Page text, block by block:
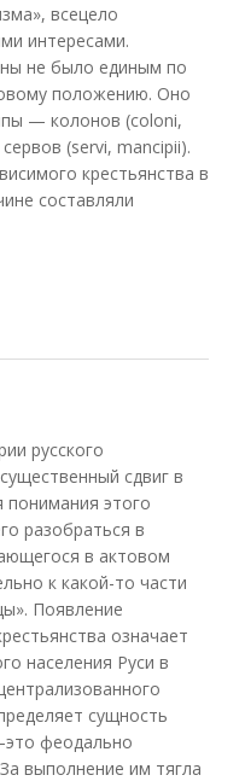
всецело
интересами.
не было единым по
положению. Оно
— колонов (coloni,
(servi, mancipii).
крестьянства в
составляли
русского
сдвиг в
понимания этого
разобраться в
в актовом
к какой-то части
Появление
означает
населения Руси в
сущность
феодально
выполнение им тягла